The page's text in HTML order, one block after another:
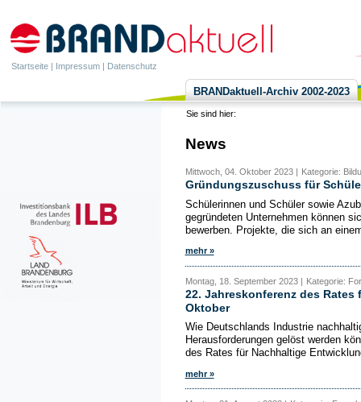
Startseite | Impressum | Datenschutz
BRANDaktuell-Archiv 2002-2023
Sie sind hier:
News
Mittwoch, 04. Oktober 2023 | Kategorie:
Gründungszuschuss für
Schülerinnen und Schüler sowie
gegründeten Unternehmen können
bewerben. Projekte, die sich an
mehr »
Montag, 18. September 2023 | Kategorie:
22. Jahreskonferenz des Rates
Oktober
Wie Deutschlands Industrie
Herausforderungen gelöst werden
des Rates für Nachhaltige
mehr »